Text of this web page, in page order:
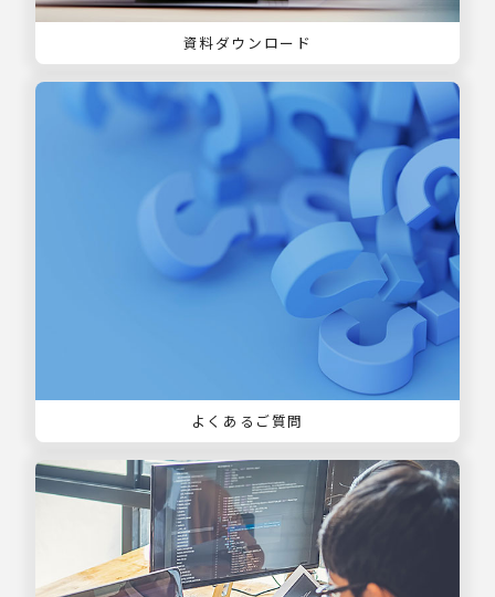
資料ダウンロード
よくあるご質問